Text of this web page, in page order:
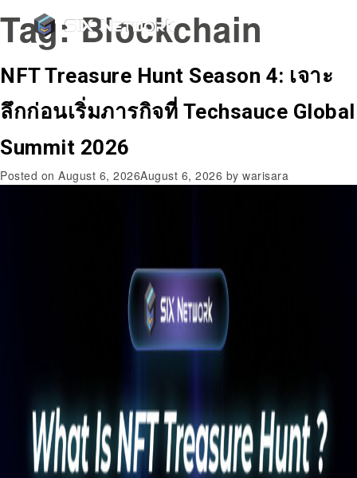
Tag:Blockchain
NFT Treasure Hunt Season 4: เจาะ
ลึกก่อนเริ่มภารกิจที่ Techsauce Global
Summit 2026
Posted on August 6, 2026August 6, 2026 by warisara